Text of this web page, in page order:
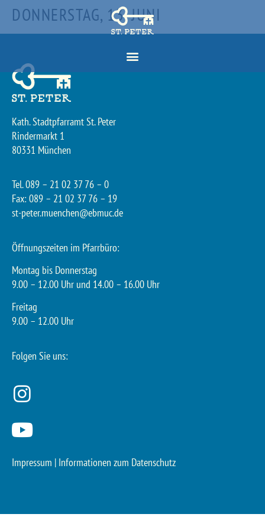
DONNERSTAG, 13. JUNI
Kath. Stadtpfarramt St. Peter
Rindermarkt 1
80331 München
Tel. 089 – 21 02 37 76 – 0
Fax: 089 – 21 02 37 76 – 19
st-peter.muenchen@ebmuc.de
Öffnungszeiten im Pfarrbüro:
Montag bis Donnerstag
9.00 – 12.00 Uhr und 14.00 – 16.00 Uhr
Freitag
9.00 – 12.00 Uhr
Folgen Sie uns:
Impressum | Informationen zum Datenschutz